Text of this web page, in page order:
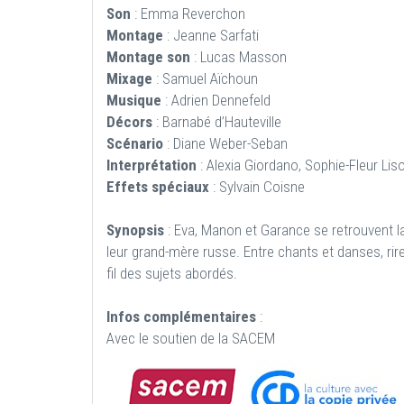
Son : Emma Reverchon
Montage : Jeanne Sarfati
Montage son : Lucas Masson
Mixage : Samuel Aïchoun
Musique : Adrien Dennefeld
Décors : Barnabé d’Hauteville
Scénario : Diane Weber-Seban
Interprétation : Alexia Giordano, Sophie-Fleur
Effets spéciaux : Sylvain Coisne
Synopsis : Eva, Manon et Garance se retrouvent
leur grand-mère russe. Entre chants et danses,
fil des sujets abordés.
Infos complémentaires :
Avec le soutien de la SACEM